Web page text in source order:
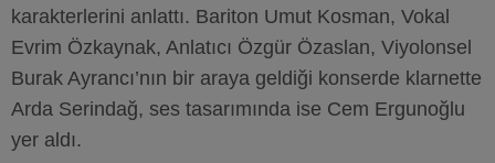
karakterlerini anlattı. Bariton Umut Kosman, Vokal
Evrim Özkaynak, Anlatıcı Özgür Özaslan, Viyolonsel
Burak Ayrancı’nın bir araya geldiği konserde klarnette
Arda Serindağ, ses tasarımında ise Cem Ergunoğlu
yer aldı.